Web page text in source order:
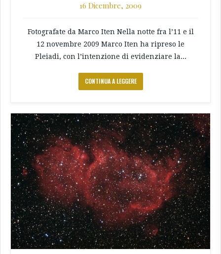
16 Dicembre, 2009
Fotografate da Marco Iten Nella notte fra l’11 e il
12 novembre 2009 Marco Iten ha ripreso le
Pleiadi, con l’intenzione di evidenziare la...
CONTINUA A LEGGERE